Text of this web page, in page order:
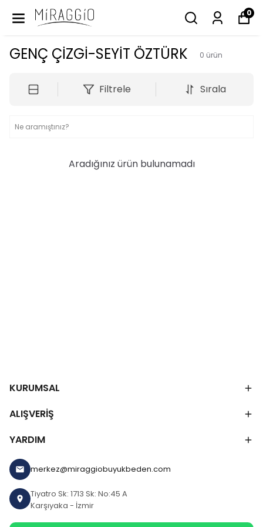
0
GENÇ ÇİZGİ-SEYİT ÖZTÜRK 0 ürün
Filtrele Sırala
Aradığınız ürün bulunamadı
KURUMSAL
ALIŞVERİŞ
YARDIM
merkez@miraggiobuyukbeden.com
Tiyatro Sk: 1713 Sk: No:45 A
Karşıyaka - İzmir